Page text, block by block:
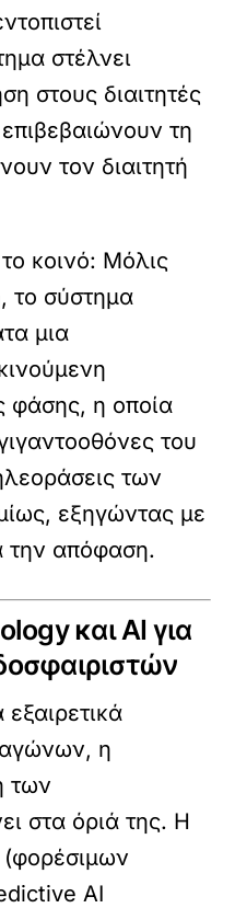
στέλνει
στους διαιτητές
τη
τον διαιτητή
κοινό: Μόλις
το σύστημα
μια
φάσης, η οποία
του
των
εξηγώντας με
την απόφαση.
και AI για
η
των
στα όριά της. Η
AI